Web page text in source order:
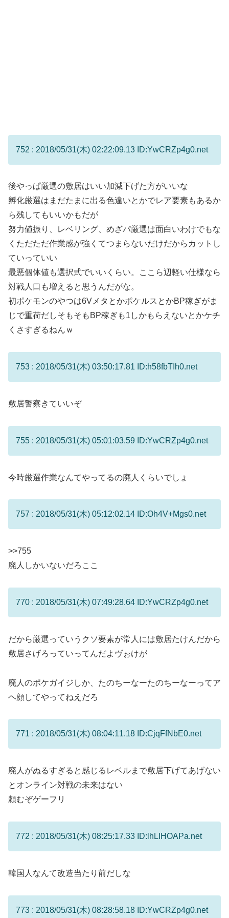
752 : 2018/05/31(木) 02:22:09.13 ID:YwCRZp4g0.net
後やっぱ厳選の敷居はいい加減下げた方がいいな
孵化厳選はまだたまに出る色違いとかでレア要素もあるか
ら残してもいいかもだが
努力値振り、レベリング、めざパ厳選は面白いわけでもな
くただただ作業感が強くてつまらないだけだからカットし
ていっていい
最悪個体値も選択式でいいくらい。ここら辺軽い仕様なら
対戦人口も増えると思うんだがな。
初ポケモンのやつは6VメタとかポケルスとかBP稼ぎがま
じで重荷だしそもそもBP稼ぎも1しかもらえないとかケチ
くさすぎるねんｗ
753 : 2018/05/31(木) 03:50:17.81 ID:h58fbTIh0.net
敷居警察きていいぞ
755 : 2018/05/31(木) 05:01:03.59 ID:YwCRZp4g0.net
今時厳選作業なんてやってるの廃人くらいでしょ
757 : 2018/05/31(木) 05:12:02.14 ID:Oh4V+Mgs0.net
>>755
廃人しかいないだろここ
770 : 2018/05/31(木) 07:49:28.64 ID:YwCRZp4g0.net
だから厳選っていうクソ要素が常人には敷居たけんだから
敷居さげろっていってんだよヴぉけが
廃人のポケガイジしか、たのちーなーたのちーなーってア
ヘ顔してやってねえだろ
771 : 2018/05/31(木) 08:04:11.18 ID:CjqFfNbE0.net
廃人がぬるすぎると感じるレベルまで敷居下げてあげない
とオンライン対戦の未来はない
頼むぞゲーフリ
772 : 2018/05/31(木) 08:25:17.33 ID:lhLIHOAPa.net
韓国人なんて改造当たり前だしな
773 : 2018/05/31(木) 08:28:58.18 ID:YwCRZp4g0.net